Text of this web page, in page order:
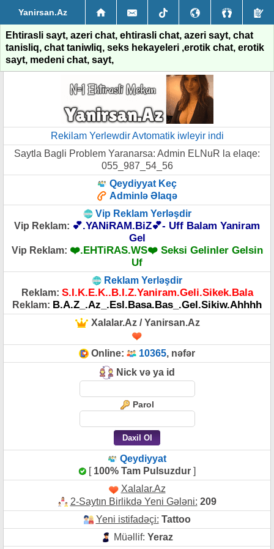
Yanirsan.Az
Ehtirasli sayt, azeri chat, ehtirasli chat, azeri sayt, chat
tanisliq, chat taniwliq, seks hekayeleri ,erotik chat, erotik
sayt, medeni chat, sayt,
Rekilam Yerlewdir Avtomatik iwleyir indi
Saytla Bagli Problem Yaranarsa: Admin ELNuR la elaqe:
055_987_54_56
Qeydiyyat Keç
Adminlə Əlaqə
Vip Reklam Yerləşdir
Vip Reklam: 💕.YANiRAM.BiZ💕- Uff Balam Yaniram
Gel
Vip Reklam: ❤️.EHTiRAS.WS❤️ Seksi Gelinler Gelsin
Uf
Reklam Yerləşdir
Reklam: S.I.K.E.K..B.I.Z.Yaniram.Geli.Sikek.Bala
Reklam: B.A.Z_.Az_.Esl.Basa.Bas_.Gel.Sikiw.Ahhhh
Xalalar.Az / Yanirsan.Az
Online: 10365, nəfər
Nick və ya id
Parol
Qeydiyyat
[ 100% Tam Pulsuzdur ]
Xalalar.Az
2-Saytın Birlikdə Yeni Gələni: 209
Yeni istifadəçi: Tattoo
Müəllif: Yeraz